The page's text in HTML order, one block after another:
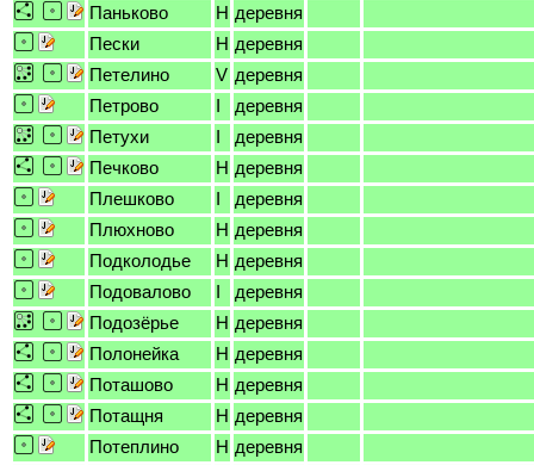
Паньково
H деревня
Пески
H деревня
Петелино
V деревня
Петрово
I
деревня
Петухи
I
деревня
Печково
H деревня
Плешково
I
деревня
Плюхново
H деревня
Подколодье
H деревня
Подовалово
I
деревня
Подозёрье
H деревня
Полонейка
H деревня
Поташово
H деревня
Потащня
H деревня
Потеплино
H деревня